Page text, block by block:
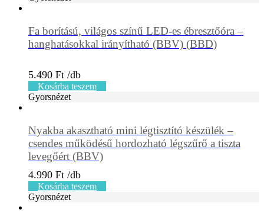
Fa borítású, világos színű LED-es ébresztőóra –
hanghatásokkal irányítható (BBV) (BBD)
5.490 Ft
Kosárba teszem
Gyorsnézet
Nyakba akasztható mini légtisztító készülék –
csendes működésű hordozható légszűrő a tiszta
levegőért (BBV)
4.990 Ft
Kosárba teszem
Gyorsnézet